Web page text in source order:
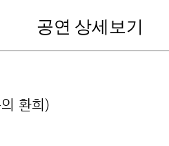
공연 상세보기
환희)